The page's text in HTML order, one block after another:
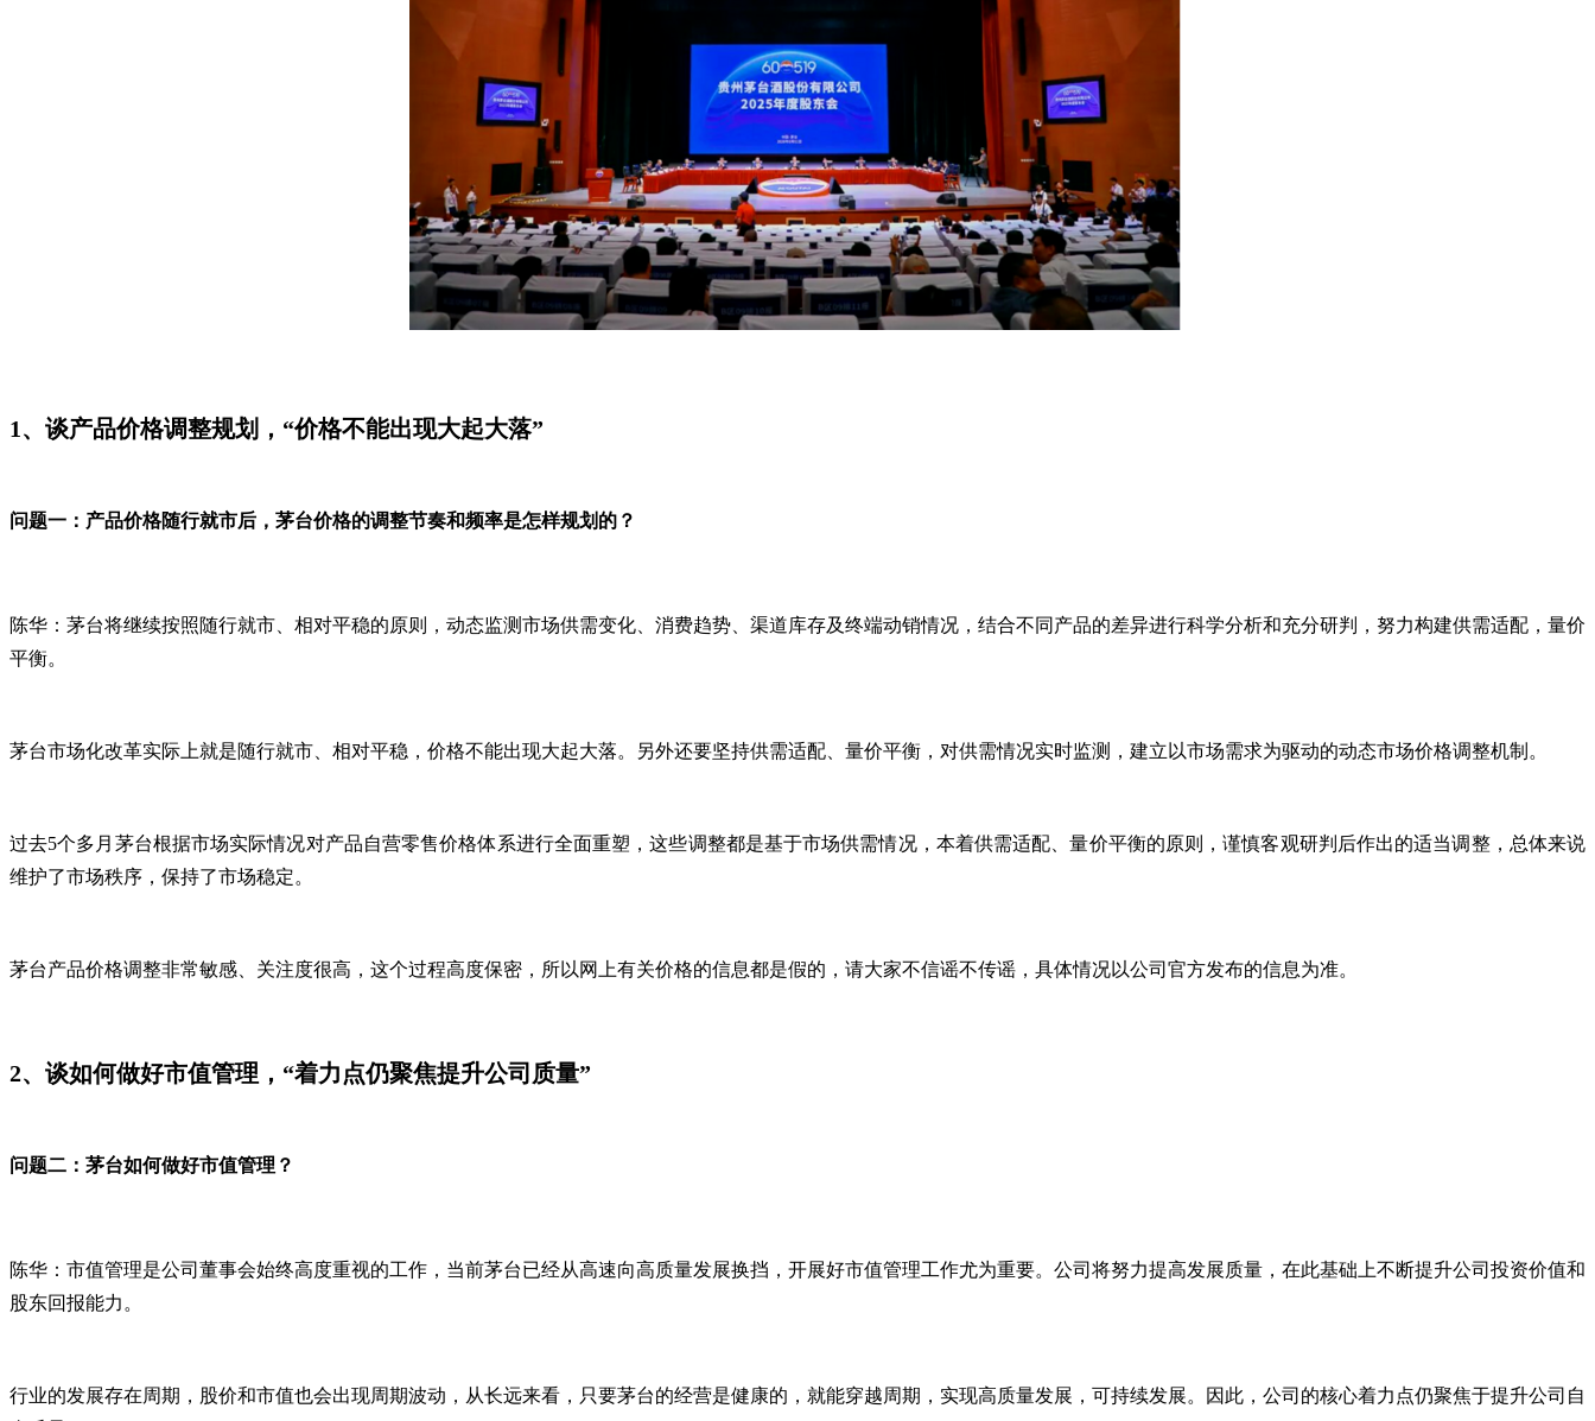
1、谈产品价格调整规划，“价格不能出现大起大落”
问题一：产品价格随行就市后，茅台价格的调整节奏和频率是怎样规划的？
陈华：茅台将继续按照随行就市、相对平稳的原则，动态监测市场供需变化、消费趋势、渠道库存及终端动销情况，结合不同产品的差异进行科学分析和充分研判，努力构建供需适配，量价
平衡。
茅台市场化改革实际上就是随行就市、相对平稳，价格不能出现大起大落。另外还要坚持供需适配、量价平衡，对供需情况实时监测，建立以市场需求为驱动的动态市场价格调整机制。
过去5个多月茅台根据市场实际情况对产品自营零售价格体系进行全面重塑，这些调整都是基于市场供需情况，本着供需适配、量价平衡的原则，谨慎客观研判后作出的适当调整，总体来说
维护了市场秩序，保持了市场稳定。
茅台产品价格调整非常敏感、关注度很高，这个过程高度保密，所以网上有关价格的信息都是假的，请大家不信谣不传谣，具体情况以公司官方发布的信息为准。
2、谈如何做好市值管理，“着力点仍聚焦提升公司质量”
问题二：茅台如何做好市值管理？
陈华：市值管理是公司董事会始终高度重视的工作，当前茅台已经从高速向高质量发展换挡，开展好市值管理工作尤为重要。公司将努力提高发展质量，在此基础上不断提升公司投资价值和
股东回报能力。
行业的发展存在周期，股价和市值也会出现周期波动，从长远来看，只要茅台的经营是健康的，就能穿越周期，实现高质量发展，可持续发展。因此，公司的核心着力点仍聚焦于提升公司自